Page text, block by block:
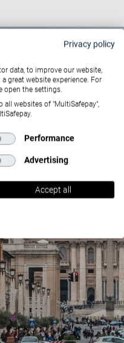
Privacy policy
data, to improve our website,
great website experience. For
open the settings.
websites of "MultiSafepay",
Performance
Advertising
Accept all